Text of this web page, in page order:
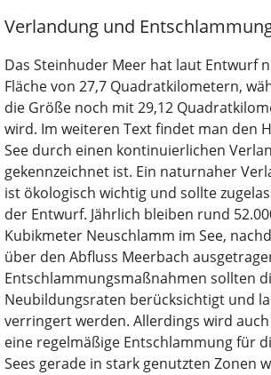
Verlandung und
Das Steinhuder Meer hat laut Entwurf
Fläche von 27,7 Quadratkilometern,
die Größe noch mit 29,12
wird. Im weiteren Text findet man den
See durch einen kontinuierlichen
gekennzeichnet ist. Ein naturnaher
ist ökologisch wichtig und sollte
der Entwurf. Jährlich bleiben rund
Kubikmeter Neuschlamm im See,
über den Abfluss Meerbach
Entschlammungsmaßnahmen sollten
Neubildungsraten berücksichtigt und
verringert werden. Allerdings wird
eine regelmäßige Entschlammung für
Sees gerade in stark genutzten Zonen